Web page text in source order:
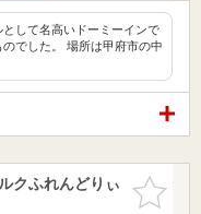
して名高いドーミーインで
でした。 場所は甲府市の中
お気に入
りに追加
クふれんどりぃ